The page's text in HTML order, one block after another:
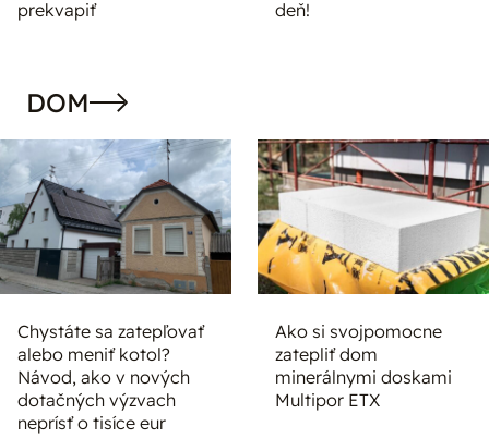
alebo meniť kotol?
Návod, ako v nových
dotačných výzvach
neprísť o tisíce eur
zatepliť dom
minerálnymi doskami
Multipor ETX